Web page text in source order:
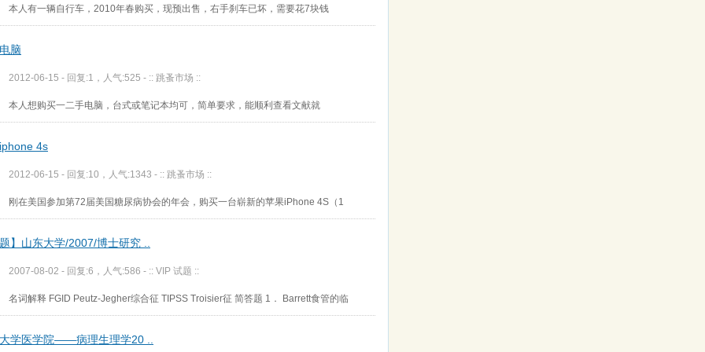
本人有一辆自行车，2010年春购买，现预出售，右手刹车已坏，需要花7块钱
脑
2012-06-15 - 回复:1，人气:525 - :: 跳蚤市场 ::
本人想购买一二手电脑，台式或笔记本均可，简单要求，能顺利查看文献就
4s
2012-06-15 - 回复:10，人气:1343 - :: 跳蚤市场 ::
刚在美国参加第72届美国糖尿病协会的年会，购买一台崭新的苹果iPhone 4S（1
题】山东大学/2007/博士研究 ..
2007-08-02 - 回复:6，人气:586 - :: VIP 试题 ::
名词解释 FGID Peutz-Jegher综合征 TIPSS Troisier征 简答题 1． Barrett食管的临
学医学院——病理生理学20 ..